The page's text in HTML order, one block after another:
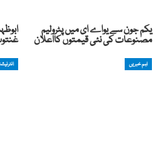
یکم جون سے یواے ای میں پٹرولیم
مصنوعات کی نئی قیمتوں کااعلان غنتوت
اہم خبریں